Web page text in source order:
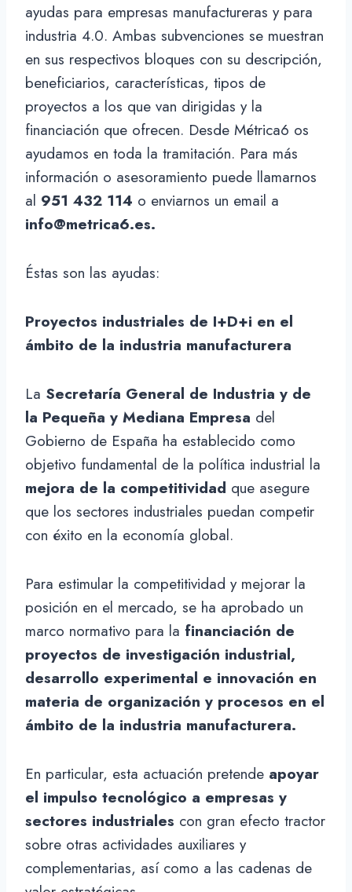
ayudas para empresas manufactureras y para
industria 4.0. Ambas subvenciones se muestran
en sus respectivos bloques con su descripción,
beneficiarios, características, tipos de
proyectos a los que van dirigidas y la
financiación que ofrecen. Desde Métrica6 os
ayudamos en toda la tramitación. Para más
información o asesoramiento puede llamarnos
al 951 432 114 o enviarnos un email a
info@metrica6.es.
Éstas son las ayudas:
Proyectos industriales de I+D+i en el
ámbito de la industria manufacturera
La Secretaría General de Industria y de
la Pequeña y Mediana Empresa del
Gobierno de España ha establecido como
objetivo fundamental de la política industrial la
mejora de la competitividad que asegure
que los sectores industriales puedan competir
con éxito en la economía global.
Para estimular la competitividad y mejorar la
posición en el mercado, se ha aprobado un
marco normativo para la financiación de
proyectos de investigación industrial,
desarrollo experimental e innovación en
materia de organización y procesos en el
ámbito de la industria manufacturera.
En particular, esta actuación pretende apoyar
el impulso tecnológico a empresas y
sectores industriales con gran efecto tractor
sobre otras actividades auxiliares y
complementarias, así como a las cadenas de